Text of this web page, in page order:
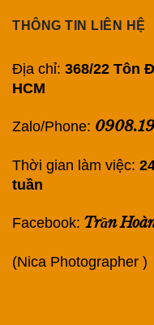
THÔNG TIN LIÊN HỆ
Địa chỉ: 368/22 Tôn
HCM
Zalo/Phone:
Thời gian làm việc:
tuần
Facebook: Trần
(Nica Photographer )